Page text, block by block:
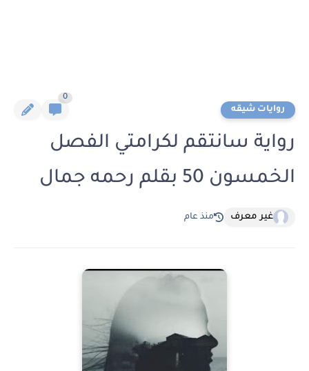
روايات شيقه
0
رواية سانتقم لكرامتي الفصل
الخمسون 50 بقلم رحمه جمال
غير معرف منذ عام